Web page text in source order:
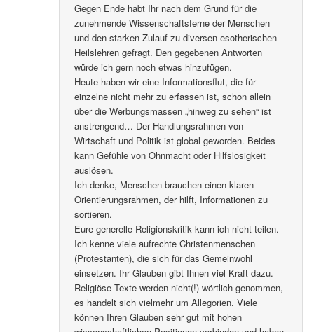
Gegen Ende habt Ihr nach dem Grund für die
zunehmende Wissenschaftsferne der Menschen
und den starken Zulauf zu diversen esotherischen
Heilslehren gefragt. Den gegebenen Antworten
würde ich gern noch etwas hinzufügen.
Heute haben wir eine Informationsflut, die für
einzelne nicht mehr zu erfassen ist, schon allein
über die Werbungsmassen „hinweg zu sehen“ ist
anstrengend… Der Handlungsrahmen von
Wirtschaft und Politik ist global geworden. Beides
kann Gefühle von Ohnmacht oder Hilfslosigkeit
auslösen.
Ich denke, Menschen brauchen einen klaren
Orientierungsrahmen, der hilft, Informationen zu
sortieren.
Eure generelle Religionskritik kann ich nicht teilen.
Ich kenne viele aufrechte Christenmenschen
(Protestanten), die sich für das Gemeinwohl
einsetzen. Ihr Glauben gibt Ihnen viel Kraft dazu.
Religiöse Texte werden nicht(!) wörtlich genommen,
es handelt sich vielmehr um Allegorien. Viele
können Ihren Glauben sehr gut mit hohen